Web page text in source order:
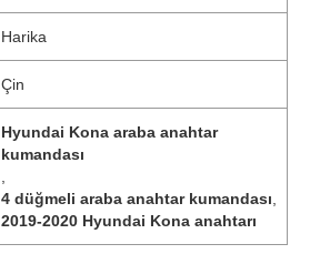
Harika
Çin
Hyundai Kona araba anahtar
kumandası
4 düğmeli araba anahtar kumandası
2019-2020 Hyundai Kona anahtarı